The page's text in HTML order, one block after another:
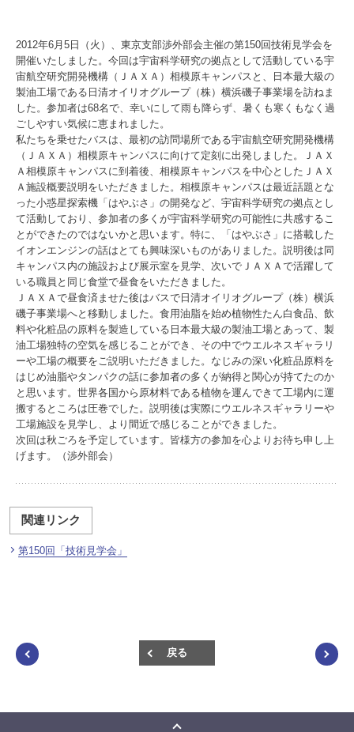
2012年6月5日（火）、東京支部渉外部会主催の第150回技術見学会を
開催いたしました。今回は宇宙科学研究の拠点として活動している宇
宙航空研究開発機構（ＪＡＸＡ）相模原キャンパスと、日本最大級の
製油工場である日清オイリオグループ（株）横浜磯子事業場を訪ねま
した。参加者は68名で、幸いにして雨も降らず、暑くも寒くもなく過
ごしやすい気候に恵まれました。
私たちを乗せたバスは、最初の訪問場所である宇宙航空研究開発機構
（ＪＡＸＡ）相模原キャンパスに向けて定刻に出発しました。ＪＡＸ
Ａ相模原キャンパスに到着後、相模原キャンパスを中心としたＪＡＸ
Ａ施設概要説明をいただきました。相模原キャンパスは最近話題とな
った小惑星探索機「はやぶさ」の開発など、宇宙科学研究の拠点とし
て活動しており、参加者の多くが宇宙科学研究の可能性に共感するこ
とができたのではないかと思います。特に、「はやぶさ」に搭載した
イオンエンジンの話はとても興味深いものがありました。説明後は同
キャンパス内の施設および展示室を見学、次いでＪＡＸＡで活躍して
いる職員と同じ食堂で昼食をいただきました。
ＪＡＸＡで昼食済ませた後はバスで日清オイリオグループ（株）横浜
磯子事業場へと移動しました。食用油脂を始め植物性たん白食品、飲
料や化粧品の原料を製造している日本最大級の製油工場とあって、製
油工場独特の空気を感じることができ、その中でウエルネスギャラリ
ーや工場の概要をご説明いただきました。なじみの深い化粧品原料を
はじめ油脂やタンパクの話に参加者の多くが納得と関心が持てたのか
と思います。世界各国から原材料である植物を運んできて工場内に運
搬するところは圧巻でした。説明後は実際にウエルネスギャラリーや
工場施設を見学し、より間近で感じることができました。
次回は秋ごろを予定しています。皆様方の参加を心よりお待ち申し上
げます。（渉外部会）
関連リンク
第150回「技術見学会」
戻る